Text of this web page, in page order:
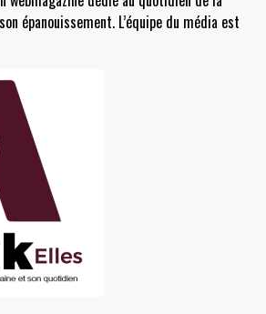
épanouissement. L’équipe du média est